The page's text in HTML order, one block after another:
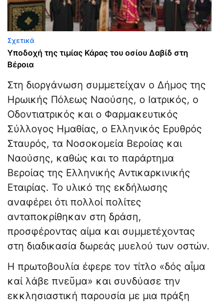
Σχετικά
Υποδοχή της τιμίας Κάρας του οσίου Δαβίδ στη
Βέροια
Στη διοργάνωση συμμετείχαν ο Δήμος της
Ηρωικής Πόλεως Ναούσης, ο Ιατρικός, ο
Οδοντιατρικός και ο Φαρμακευτικός
Σύλλογος Ημαθίας, ο Ελληνικός Ερυθρός
Σταυρός, τα Νοσοκομεία Βεροίας και
Ναούσης, καθώς και το παράρτημα
Βεροίας της Ελληνικής Αντικαρκινικής
Εταιρίας. Το υλικό της εκδήλωσης
αναφέρει ότι πολλοί πολίτες
ανταποκρίθηκαν στη δράση,
προσφέροντας αίμα και συμμετέχοντας
στη διαδικασία δωρεάς μυελού των οστών.
Η πρωτοβουλία έφερε τον τίτλο «δός αἷμα
καί λάβε πνεῦμα» και συνδύασε την
εκκλησιαστική παρουσία με μια πράξη